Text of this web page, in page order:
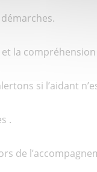
et la
si l’aidant
.
de